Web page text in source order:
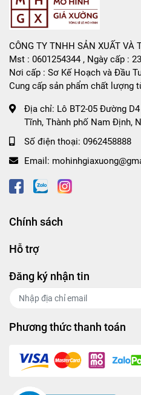
CÔNG TY TNHH SẢN XUẤT VÀ
Mst : 0601254344 , Ngày cấp :
Nơi cấp : Sơ Kế Hoạch và Đầu
Cung cấp sản phẩm chất lượng
Địa chỉ: Lô BT2-05 Đường
Tĩnh, Thành phố Nam Định,
Số điện thoại: 0962458888
Email:
Chính sách
Hỗ trợ
Đăng ký nhận tin
Phương thức thanh toán